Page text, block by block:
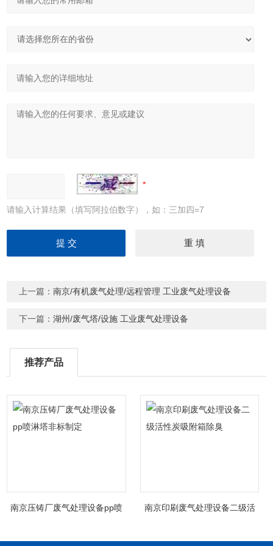
请输入计算结果（填写阿拉伯数字），如：三加四=7
上一篇：南京/有机废气处理/远程管理 工业废气处理设备
下一篇：湖州/废气塔/设施 工业废气处理设备
推荐产品
南京压铸厂废气处理设备pp喷
南京印刷废气处理设备二级活